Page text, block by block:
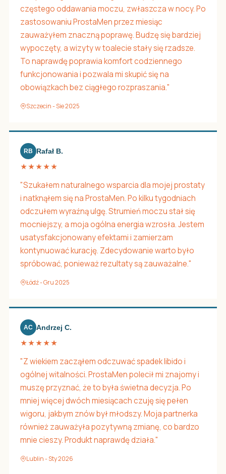
częstego oddawania moczu, zwłaszcza w nocy. Po
zastosowaniu ProstaMen przez miesiąc
zauważyłem znaczną poprawę. Budzę się bardziej
wypoczęty, a wizyty w toalecie stały się rzadsze.
To naprawdę poprawia komfort codziennego
funkcjonowania i pozwala mi skupić się na
obowiązkach bez ciągłego rozpraszania."
Szczecin - Sie 2025
RB Rafał B.
★★★★★
"Szukałem naturalnego wsparcia dla mojej prostaty
i natknąłem się na ProstaMen. Po kilku tygodniach
odczułem wyraźną ulgę. Strumień moczu stał się
mocniejszy, a moja ogólna energia wzrosła. Jestem
usatysfakcjonowany efektami i zamierzam
kontynuować kurację. Zdecydowanie warto było
spróbować, ponieważ rezultaty są zauważalne."
Łódź - Gru 2025
AC Andrzej C.
★★★★★
"Z wiekiem zacząłem odczuwać spadek libido i
ogólnej witalności. ProstaMen polecił mi znajomy i
muszę przyznać, że to była świetna decyzja. Po
mniej więcej dwóch miesiącach czuję się pełen
wigoru, jakbym znów był młodszy. Moja partnerka
również zauważyła pozytywną zmianę, co bardzo
mnie cieszy. Produkt naprawdę działa."
Lublin - Sty 2026